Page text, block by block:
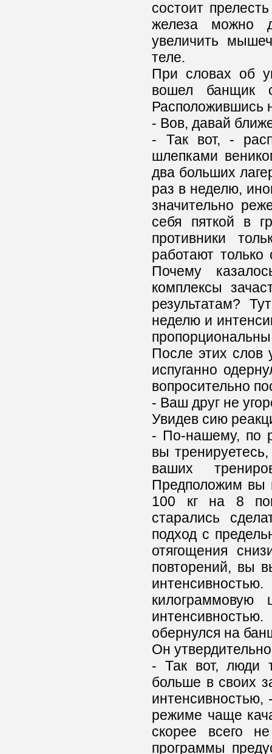
состоит
железа можно
увеличить
теле.
При словах об
вошел банщик
Расположившись
- Вов, давай
- Так вот, -
шлепками
два больших
раз в неделю,
значительно
себя пяткой в
противники
работают только
Почему
комплексы
результатам?
неделю и
пропорциональны
После этих слов
испуганно
вопросительно
- Ваш друг не
Увидев сию
- По-нашему, по
вы
ваших
Предположим вы
100 кг на 8
старались
подход с
отягощения
повторений, вы
обернулся на
Он
- Так вот, люди
больше в своих
интенсивностью,
режиме чаще
скорее всего
программы